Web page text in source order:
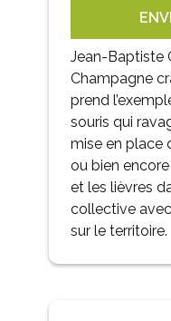
Jean-Baptiste
Champagne
prend
souris qui
mise en place
ou bien
et les lièvres
collective
sur le territoire.